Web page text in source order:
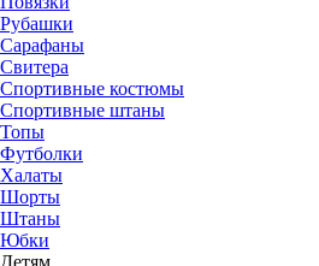
Рубашки
Сарафаны
Свитера
Спортивные костюмы
Спортивные штаны
Топы
Футболки
Халаты
Шорты
Штаны
Юбки
Детям